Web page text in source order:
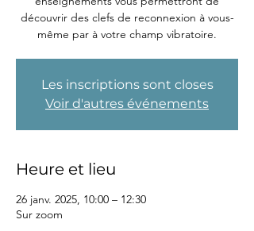
découvrir des clefs de reconnexion à vous-
même par à votre champ vibratoire.
Les inscriptions sont closes
Voir d'autres événements
Heure et lieu
26 janv. 2025, 10:00 – 12:30
Sur zoom